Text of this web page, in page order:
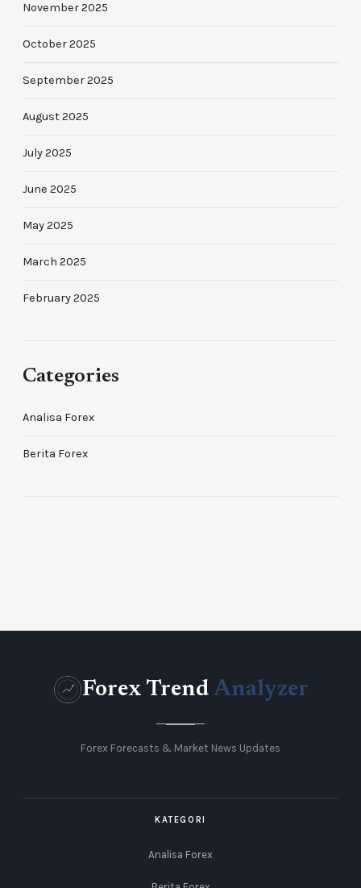
November 2025
October 2025
September 2025
August 2025
July 2025
June 2025
May 2025
March 2025
February 2025
Categories
Analisa Forex
Berita Forex
Forex Trend Analyzer
Forex Forecasts & Market News Updates
KATEGORI
Analisa Forex